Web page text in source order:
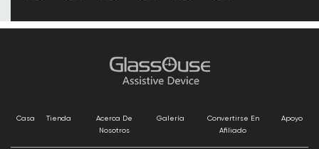
Casa Tienda
Acerca De
Nosotros
Galería
Convertirse En
Afiliado
Apoyo